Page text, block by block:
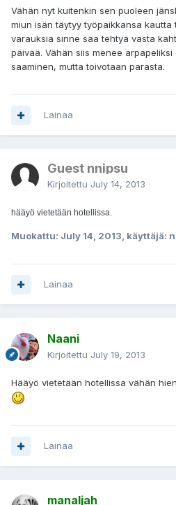
Vähän nyt kuitenkin sen puoleen
miun isän täytyy työpaikkansa kautta
varauksia sinne saa tehtyä vasta
päivää. Vähän siis menee
saaminen, mutta toivotaan parasta.
Lainaa
Guest nnipsu
Kirjoitettu July 14, 2013
hääyö vietetään hotellissa.
Muokattu: July 14, 2013, käyttäjä:
Lainaa
Naani
Kirjoitettu July 19, 2013
Hääyö vietetään hotellissa vähän
Lainaa
manaljah